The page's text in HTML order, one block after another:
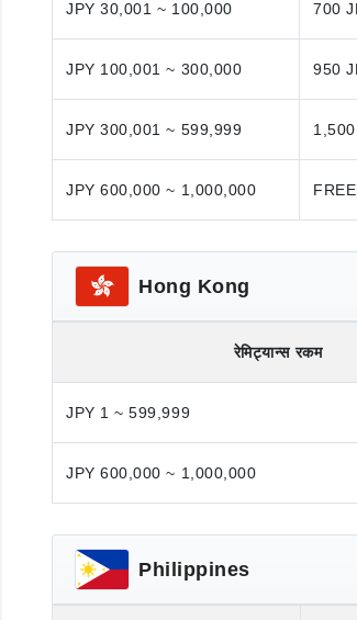
JPY 30,001 ~ 100,000 700
JPY 100,001 ~ 300,000 950
JPY 300,001 ~ 599,999
JPY 600,000 ~ 1,000,000 FREE
Hong Kong
रेमिट्यान्स रकम
JPY 1 ~ 599,999
JPY 600,000 ~ 1,000,000
Philippines